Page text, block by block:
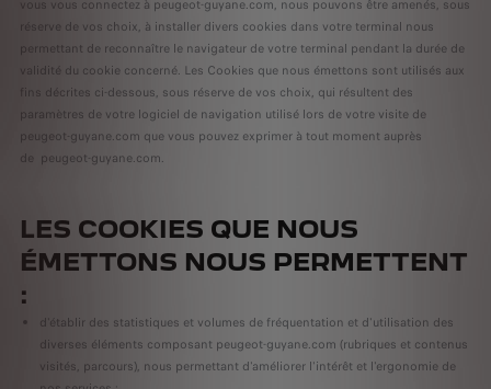
vous vous connectez à peugeot-guyane.com, nous pouvons être amenés, sous
réserve de vos choix, à installer divers cookies dans votre terminal nous
permettant de reconnaître le navigateur de votre terminal pendant la durée de
validité du cookie concerné. Les Cookies que nous émettons sont utilisés aux
fins décrites ci-dessous, sous réserve de vos choix, qui résultent des
paramètres de votre logiciel de navigation utilisé lors de votre visite de
peugeot-guyane.com que vous pouvez exprimer à tout moment auprès
de peugeot-guyane.com.
LES COOKIES QUE NOUS
ÉMETTONS NOUS PERMETTENT
:
d'établir des statistiques et volumes de fréquentation et d'utilisation des
diverses éléments composant peugeot-guyane.com (rubriques et contenus
visités, parcours), nous permettant d'améliorer l'intérêt et l'ergonomie de